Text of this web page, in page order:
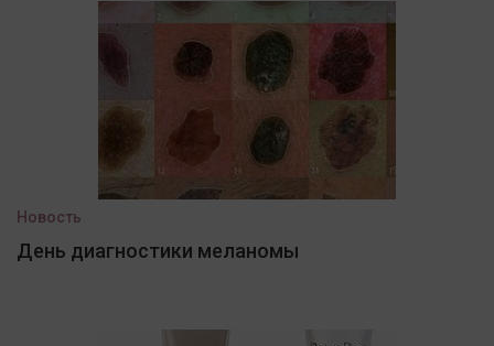
Новость
День диагностики меланомы